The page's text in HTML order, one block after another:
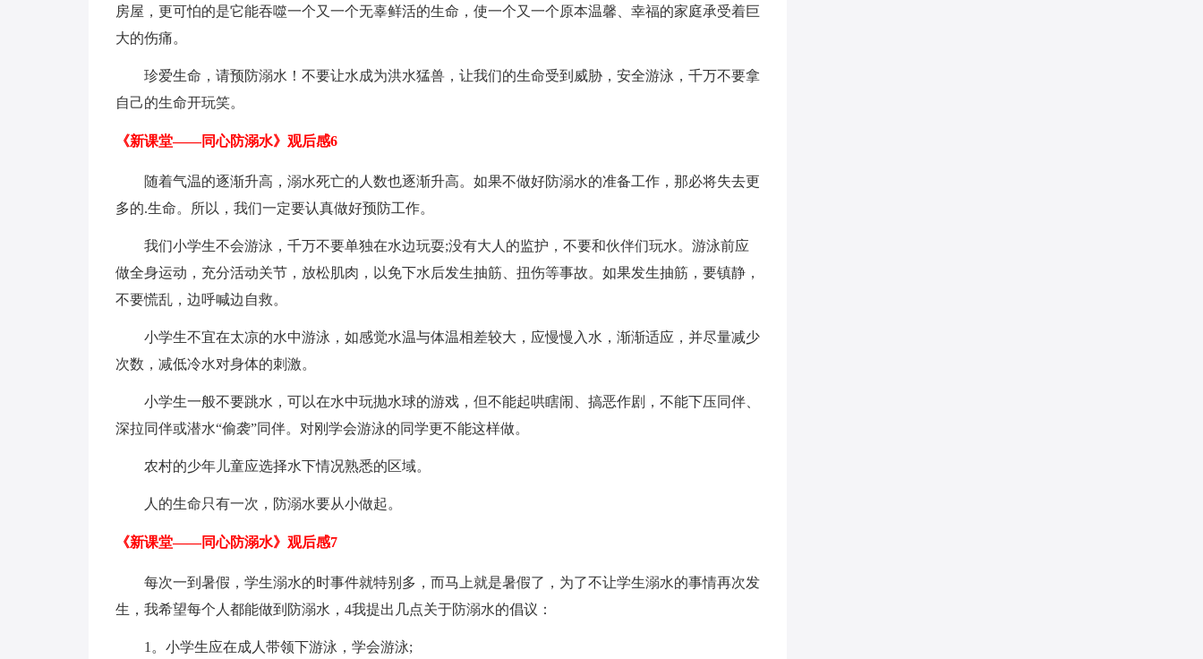
房屋，更可怕的是它能吞噬一个又一个无辜鲜活的生命，使一个又一个原本温馨、幸福的家庭承受着巨
大的伤痛。
珍爱生命，请预防溺水！不要让水成为洪水猛兽，让我们的生命受到威胁，安全游泳，千万不要拿
自己的生命开玩笑。
《新课堂——同心防溺水》观后感6
随着气温的逐渐升高，溺水死亡的人数也逐渐升高。如果不做好防溺水的准备工作，那必将失去更
多的.生命。所以，我们一定要认真做好预防工作。
我们小学生不会游泳，千万不要单独在水边玩耍;没有大人的监护，不要和伙伴们玩水。游泳前应
做全身运动，充分活动关节，放松肌肉，以免下水后发生抽筋、扭伤等事故。如果发生抽筋，要镇静，
不要慌乱，边呼喊边自救。
小学生不宜在太凉的水中游泳，如感觉水温与体温相差较大，应慢慢入水，渐渐适应，并尽量减少
次数，减低冷水对身体的刺激。
小学生一般不要跳水，可以在水中玩抛水球的游戏，但不能起哄瞎闹、搞恶作剧，不能下压同伴、
深拉同伴或潜水“偷袭”同伴。对刚学会游泳的同学更不能这样做。
农村的少年儿童应选择水下情况熟悉的区域。
人的生命只有一次，防溺水要从小做起。
《新课堂——同心防溺水》观后感7
每次一到暑假，学生溺水的时事件就特别多，而马上就是暑假了，为了不让学生溺水的事情再次发
生，我希望每个人都能做到防溺水，4我提出几点关于防溺水的倡议：
1。小学生应在成人带领下游泳，学会游泳;